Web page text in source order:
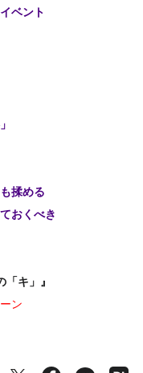
ベント
揉める
おくべき
キ」』
ン